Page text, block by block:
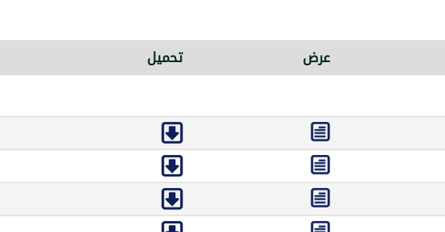
عرض تحميل